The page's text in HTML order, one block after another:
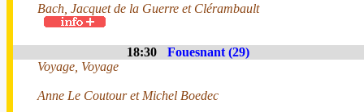
Bach, Jacquet de la Guerre et Clérambault
18:30
Fouesnant (29)
Voyage, Voyage
Anne Le Coutour et Michel Boedec